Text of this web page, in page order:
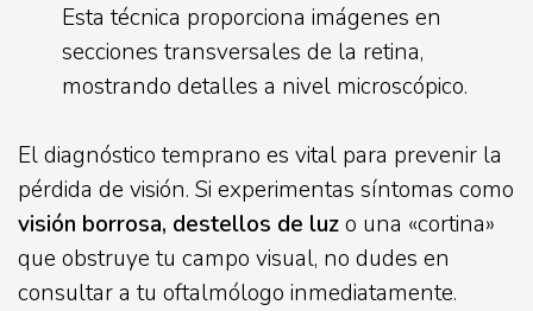
Esta técnica proporciona imágenes en
secciones transversales de la retina,
mostrando detalles a nivel microscópico.
El diagnóstico temprano es vital para prevenir la
pérdida de visión. Si experimentas síntomas como
visión borrosa, destellos de luzo una «cortina»
que obstruye tu campo visual, no dudes en
consultar a tu oftalmólogo inmediatamente.